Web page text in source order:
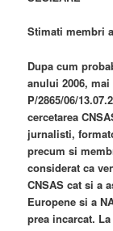
Stimati membri
Dupa cum
anului 2006,
P/2865/06/
cercetarea
jurnalisti,
precum si
considerat ca
CNSAS cat si a
Europene si a
prea incarcat.